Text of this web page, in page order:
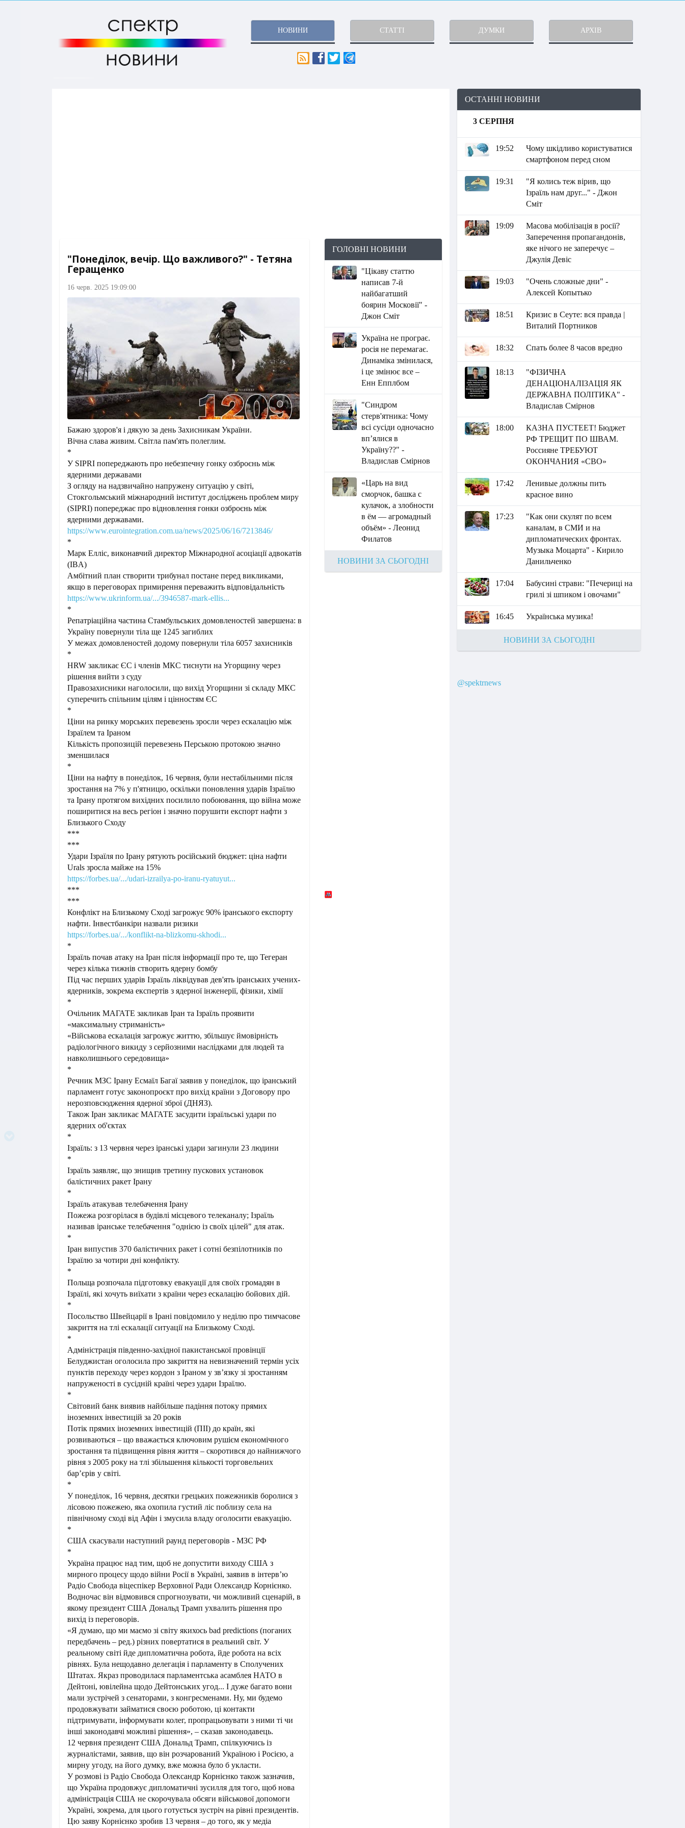
НОВИНИ СТАТТІ ДУМКИ АРХІВ
"Понеділок, вечір. Що важливого?" - Тетяна
Геращенко
16 черв. 2025 19:09:00
Бажаю здоров'я і дякую за день Захисникам України.
Вічна слава живим. Світла пам'ять полеглим.
*
У SIPRI попереджають про небезпечну гонку озброєнь між
ядерними державами
З огляду на надзвичайно напружену ситуацію у світі,
Стокгольмський міжнародний інститут досліджень проблем миру
(SIPRI) попереджає про відновлення гонки озброєнь між
ядерними державами.
https://www.eurointegration.com.ua/news/2025/06/16/7213846/
*
Марк Елліс, виконавчий директор Міжнародної асоціації адвокатів
(IBA)
Амбітний план створити трибунал постане перед викликами,
якщо в переговорах примирення переважить відповідальність
https://www.ukrinform.ua/.../3946587-mark-ellis...
*
Репатріаційна частина Стамбульських домовленостей завершена: в
Україну повернули тіла ще 1245 загиблих
У межах домовленостей додому повернули тіла 6057 захисників
*
HRW закликає ЄС і членів МКС тиснути на Угорщину через
рішення вийти з суду
Правозахисники наголосили, що вихід Угорщини зі складу МКС
суперечить спільним цілям і цінностям ЄС
*
Ціни на ринку морських перевезень зросли через ескалацію між
Ізраїлем та Іраном
Кількість пропозицій перевезень Перською протокою значно
зменшилася
*
Ціни на нафту в понеділок, 16 червня, були нестабільними після
зростання на 7% у п'ятницю, оскільки поновлення ударів Ізраїлю
та Ірану протягом вихідних посилило побоювання, що війна може
поширитися на весь регіон і значно порушити експорт нафти з
Близького Сходу
***
***
Удари Ізраїля по Ірану рятують російський бюджет: ціна нафти
Urals зросла майже на 15%
https://forbes.ua/.../udari-izrailya-po-iranu-ryatuyut...
***
***
Конфлікт на Близькому Сході загрожує 90% іранського експорту
нафти. Інвестбанкіри назвали ризики
https://forbes.ua/.../konflikt-na-blizkomu-skhodi...
*
Ізраїль почав атаку на Іран після інформації про те, що Тегеран
через кілька тижнів створить ядерну бомбу
Під час перших ударів Ізраїль ліквідував дев'ять іранських учених-
ядерників, зокрема експертів з ядерної інженерії, фізики, хімії
*
Очільник МАГАТЕ закликав Іран та Ізраїль проявити
«максимальну стриманість»
«Військова ескалація загрожує життю, збільшує ймовірність
радіологічного викиду з серйозними наслідками для людей та
навколишнього середовища»
*
Речник МЗС Ірану Есмаїл Багаї заявив у понеділок, що іранський
парламент готує законопроєкт про вихід країни з Договору про
нерозповсюдження ядерної зброї (ДНЯЗ).
Також Іран закликає МАГАТЕ засудити ізраїльські удари по
ядерних об'єктах
*
Ізраїль: з 13 червня через іранські удари загинули 23 людини
*
Ізраїль заявляє, що знищив третину пускових установок
балістичних ракет Ірану
*
Ізраїль атакував телебачення Ірану
Пожежа розгорілася в будівлі місцевого телеканалу; Ізраїль
називав іранське телебачення "однією із своїх цілей" для атак.
*
Іран випустив 370 балістичних ракет і сотні безпілотників по
Ізраїлю за чотири дні конфлікту.
*
Польща розпочала підготовку евакуації для своїх громадян в
Ізраїлі, які хочуть виїхати з країни через ескалацію бойових дій.
*
Посольство Швейцарії в Ірані повідомило у неділю про тимчасове
закриття на тлі ескалації ситуації на Близькому Сході.
*
Адміністрація південно-західної пакистанської провінції
Белуджистан оголосила про закриття на невизначений термін усіх
пунктів переходу через кордон з Іраном у зв’язку зі зростанням
напруженості в сусідній країні через удари Ізраїлю.
*
Світовий банк виявив найбільше падіння потоку прямих
іноземних інвестицій за 20 років
Потік прямих іноземних інвестицій (ПІІ) до країн, які
розвиваються – що вважається ключовим рушієм економічного
зростання та підвищення рівня життя – скоротився до найнижчого
рівня з 2005 року на тлі збільшення кількості торговельних
бар’єрів у світі.
*
У понеділок, 16 червня, десятки грецьких пожежників боролися з
лісовою пожежею, яка охопила густий ліс поблизу села на
північному сході від Афін і змусила владу оголосити евакуацію.
*
США скасували наступний раунд переговорів - МЗС РФ
*
Україна працює над тим, щоб не допустити виходу США з
мирного процесу щодо війни Росії в Україні, заявив в інтерв’ю
Радіо Свобода віцеспікер Верховної Ради Олександр Корнієнко.
Водночас він відмовився спрогнозувати, чи можливий сценарій, в
якому президент США Дональд Трамп ухвалить рішення про
вихід із переговорів.
«Я думаю, що ми маємо зі світу якихось bad predictions (поганих
передбачень – ред.) різних повертатися в реальний світ. У
реальному світі йде дипломатична робота, йде робота на всіх
рівнях. Була нещодавно делегація і парламенту в Сполучених
Штатах. Якраз проводилася парламентська асамблея НАТО в
Дейтоні, ювілейна щодо Дейтонських угод... І дуже багато вони
мали зустрічей з сенаторами, з конгресменами. Ну, ми будемо
продовжувати займатися своєю роботою, ці контакти
підтримувати, інформувати колег, пропрацьовувати з ними ті чи
інші законодавчі можливі рішення», – сказав законодавець.
12 червня президент США Дональд Трамп, спілкуючись із
журналістами, заявив, що він розчарований Україною і Росією, а
мирну угоду, на його думку, вже можна було б укласти.
У розмові із Радіо Свобода Олександр Корнієнко також зазначив,
що Україна продовжує дипломатичні зусилля для того, щоб нова
адміністрація США не скорочувала обсяги військової допомоги
Україні, зокрема, для цього готується зустріч на рівні президентів.
Цю заяву Корнієнко зробив 13 червня – до того, як у медіа
ГОЛОВНІ НОВИНИ
"Цікаву статтю
написав 7-й
найбагатший
боярин Московії" -
Джон Сміт
Україна не програє.
росія не перемагає.
Динаміка змінилася,
і це змінює все –
Енн Епплбом
"Синдром
стерв'ятника: Чому
всі сусіди одночасно
вп’ялися в
Україну??" -
Владислав Смірнов
«Царь на вид
сморчок, башка с
кулачок, а злобности
в ём — агромадный
объём» - Леонид
Филатов
НОВИНИ ЗА СЬОГОДНІ
ОСТАННІ НОВИНИ
3 СЕРПНЯ
19:52
Чому шкідливо користуватися
смартфоном перед сном
19:31
"Я колись теж вірив, що
Ізраїль нам друг..." - Джон
Сміт
19:09
Масова мобілізація в росії?
Заперечення пропагандонів,
яке нічого не заперечує –
Джулія Девіс
19:03
"Очень сложные дни" -
Алексей Копытько
18:51
Кризис в Сеуте: вся правда |
Виталий Портников
18:32 Спать более 8 часов вредно
18:13
"ФІЗИЧНА
ДЕНАЦІОНАЛІЗАЦІЯ ЯК
ДЕРЖАВНА ПОЛІТИКА" -
Владислав Смірнов
18:00
КАЗНА ПУСТЕЕТ! Бюджет
РФ ТРЕЩИТ ПО ШВАМ.
Россияне ТРЕБУЮТ
ОКОНЧАНИЯ «СВО»
17:42
Ленивые должны пить
красное вино
17:23
"Как они скулят по всем
каналам, в СМИ и на
дипломатических фронтах.
Музыка Моцарта" - Кирило
Данильченко
17:04
Бабусині страви: "Печериці на
грилі зі шпиком і овочами"
16:45 Українська музика!
НОВИНИ ЗА СЬОГОДНІ
@spektrnews